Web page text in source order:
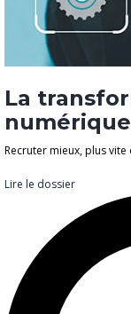
La
numérique
Recruter mieux, plus
Lire le dossier